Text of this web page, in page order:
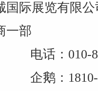
国际展览有限公
一部
电话：010-
企鹅：1810-